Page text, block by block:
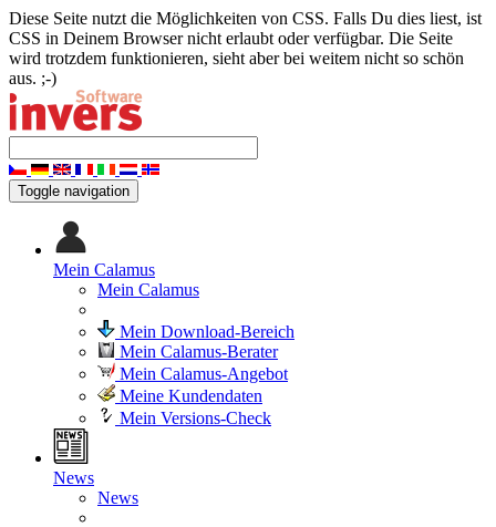
Diese Seite nutzt die Möglichkeiten von CSS. Falls Du dies liest, ist
CSS in Deinem Browser nicht erlaubt oder verfügbar. Die Seite
wird trotzdem funktionieren, sieht aber bei weitem nicht so schön
aus. ;-)
Toggle navigation
Mein Calamus
Mein Calamus
Mein Download-Bereich
Mein Calamus-Berater
Mein Calamus-Angebot
Meine Kundendaten
Mein Versions-Check
News
News